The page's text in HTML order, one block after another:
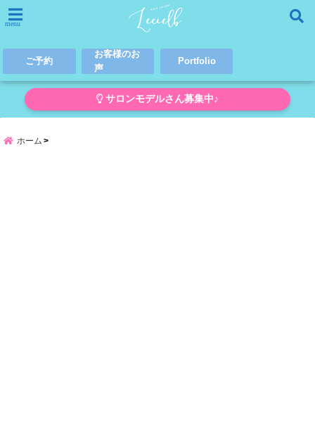
menu
ご予約
お客様のお
声
Portfolio
サロンモデルさん募集中♪
ホーム